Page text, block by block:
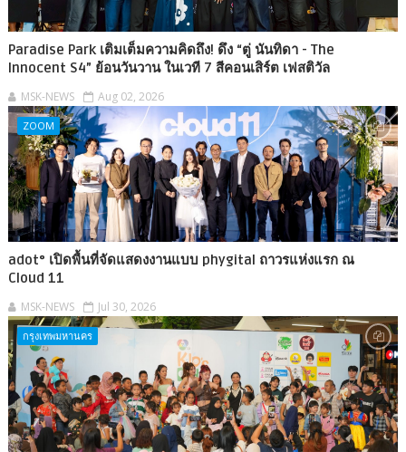
Paradise Park เติมเต็มความคิดถึง! ดึง “ตู่ นันทิดา - The
Innocent S4” ย้อนวันวาน ในเวที 7 สีคอนเสิร์ต เฟสติวัล
MSK-NEWS Aug 02, 2026
ZOOM
adot° เปิดพื้นที่จัดแสดงงานแบบ phygital ถาวรแห่งแรก ณ
Cloud 11
MSK-NEWS Jul 30, 2026
กรุงเทพมหานคร